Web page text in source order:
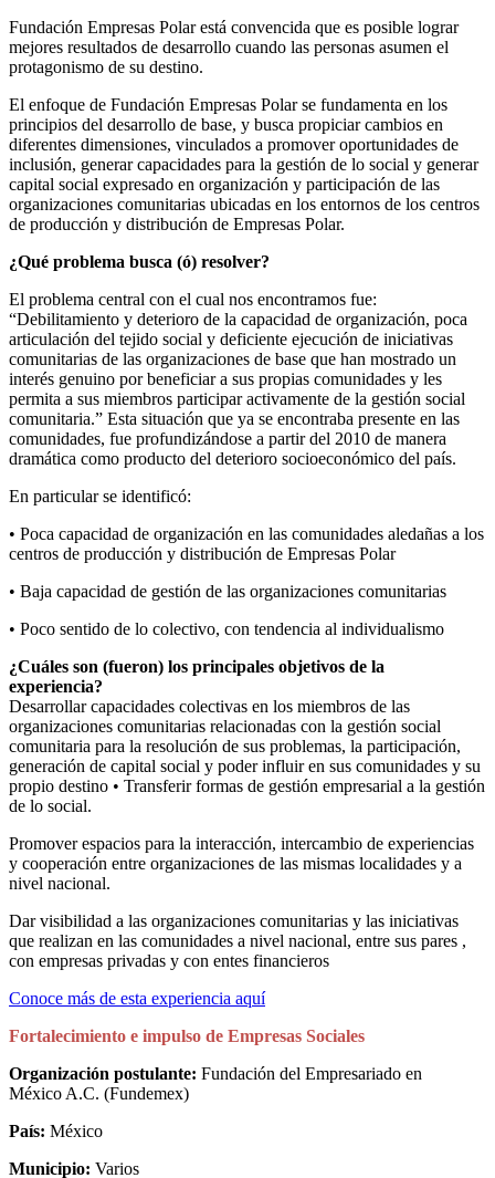
Fundación Empresas Polar está convencida que es posible lograr
mejores resultados de desarrollo cuando las personas asumen el
protagonismo de su destino.
El enfoque de Fundación Empresas Polar se fundamenta en los
principios del desarrollo de base, y busca propiciar cambios en
diferentes dimensiones, vinculados a promover oportunidades de
inclusión, generar capacidades para la gestión de lo social y generar
capital social expresado en organización y participación de las
organizaciones comunitarias ubicadas en los entornos de los centros
de producción y distribución de Empresas Polar.
¿Qué problema busca (ó) resolver?
El problema central con el cual nos encontramos fue:
“Debilitamiento y deterioro de la capacidad de organización, poca
articulación del tejido social y deficiente ejecución de iniciativas
comunitarias de las organizaciones de base que han mostrado un
interés genuino por beneficiar a sus propias comunidades y les
permita a sus miembros participar activamente de la gestión social
comunitaria.” Esta situación que ya se encontraba presente en las
comunidades, fue profundizándose a partir del 2010 de manera
dramática como producto del deterioro socioeconómico del país.
En particular se identificó:
• Poca capacidad de organización en las comunidades aledañas a los
centros de producción y distribución de Empresas Polar
• Baja capacidad de gestión de las organizaciones comunitarias
• Poco sentido de lo colectivo, con tendencia al individualismo
¿Cuáles son (fueron) los principales objetivos de la
experiencia?
Desarrollar capacidades colectivas en los miembros de las
organizaciones comunitarias relacionadas con la gestión social
comunitaria para la resolución de sus problemas, la participación,
generación de capital social y poder influir en sus comunidades y su
propio destino • Transferir formas de gestión empresarial a la gestión
de lo social.
Promover espacios para la interacción, intercambio de experiencias
y cooperación entre organizaciones de las mismas localidades y a
nivel nacional.
Dar visibilidad a las organizaciones comunitarias y las iniciativas
que realizan en las comunidades a nivel nacional, entre sus pares ,
con empresas privadas y con entes financieros
Conoce más de esta experiencia aquí
Fortalecimiento e impulso de Empresas Sociales
Organización postulante: Fundación del Empresariado en
México A.C. (Fundemex)
País: México
Municipio: Varios